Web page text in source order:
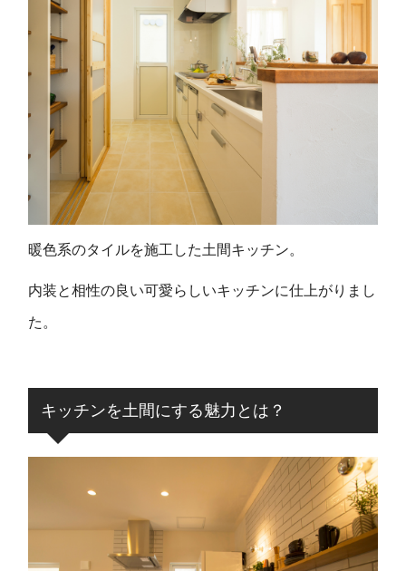
暖色系のタイルを施工した土間キッチン。
内装と相性の良い可愛らしいキッチンに仕上がりまし
た。
キッチンを土間にする魅力とは？